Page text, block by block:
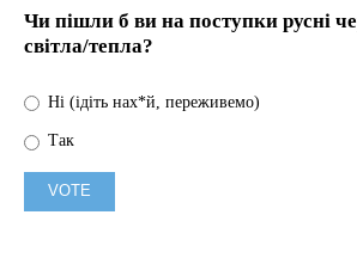
Чи пішли б ви на поступки русні
світла/тепла?
Ні (ідіть нах*й, переживемо)
Так